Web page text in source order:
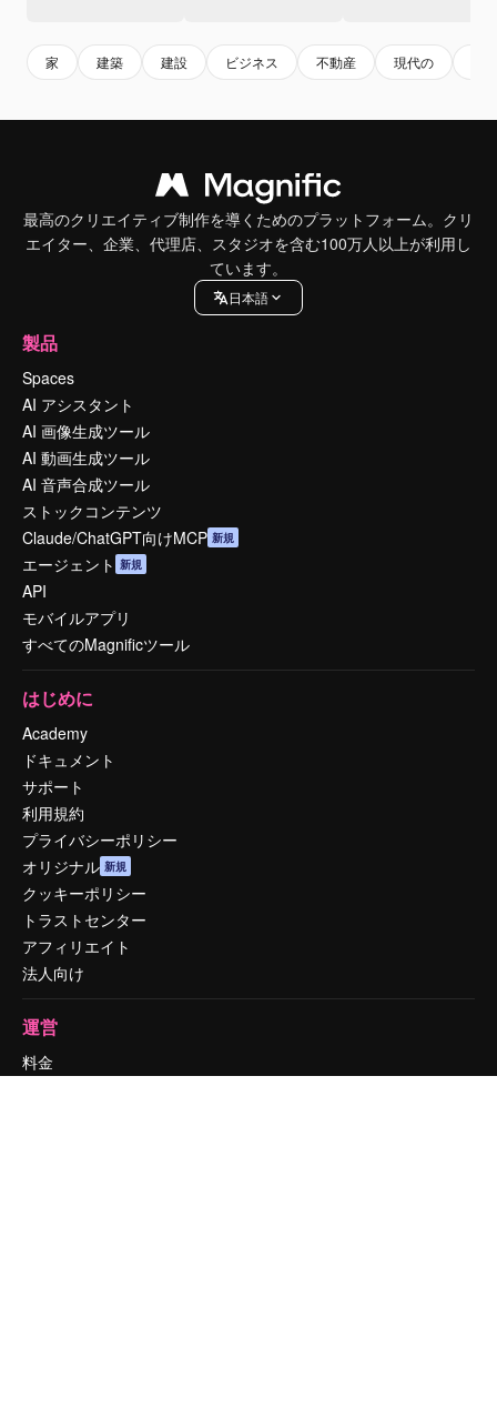
家 建築 建設 ビジネス 不動産 現代の
最高のクリエイティブ制作を導くためのプラットフォーム。クリ
エイター、企業、代理店、スタジオを含む100万人以上が利用し
ています。
日本語
製品
Spaces
AI アシスタント
AI 画像生成ツール
AI 動画生成ツール
AI 音声合成ツール
ストックコンテンツ
Claude/ChatGPT向けMCP 新規
エージェント 新規
API
モバイルアプリ
すべてのMagnificツール
はじめに
Academy
ドキュメント
サポート
利用規約
プライバシーポリシー
オリジナル 新規
クッキーポリシー
トラストセンター
アフィリエイト
法人向け
運営
料金